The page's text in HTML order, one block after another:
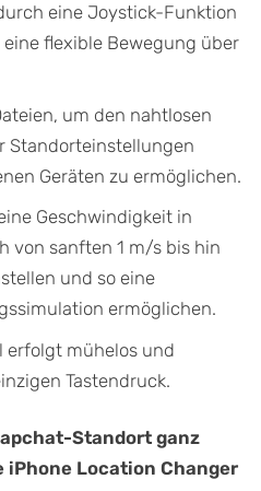
eine Joystick-Funktion
flexible Bewegung über
um den nahtlosen
Standorteinstellungen
Geräten zu ermöglichen.
Geschwindigkeit in
von sanften 1 m/s bis hin
und so eine
ermöglichen.
erfolgt mühelos und
Tastendruck.
Standort ganz
iPhone Location Changer